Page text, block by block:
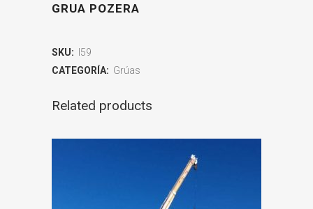
GRUA POZERA
SKU:
I59
CATEGORÍA: Grúas
Related products